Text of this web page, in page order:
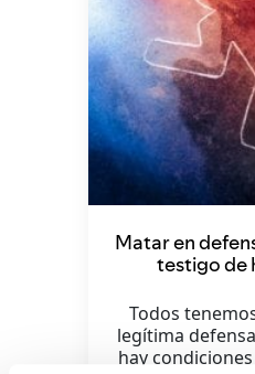
Matar en
testigo de
Todos
legítima
hay